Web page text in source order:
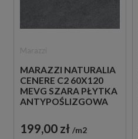
MARAZZI NATURALIA
CENERE C2 60X120
MEVG SZARA PŁYTKA
ANTYPOŚLIZGOWA
199,00 zł m2